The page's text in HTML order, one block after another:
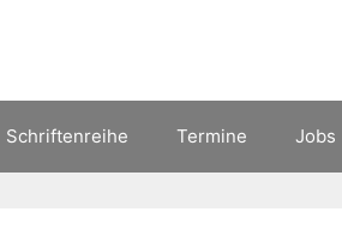
Schriftenreihe Termine Jobs